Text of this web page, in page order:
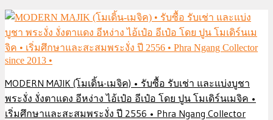
MODERN MAJIK (โมเดิ้น-เมจิค) • รับซื้อ รับเช่า และแบ่งบูชา
พระงั่ง งั่งตาแดง อีหง่าง ไอ้เป๋อ อีเป๋อ โดย ปูน โมเดิร์นเมจิค •
เริ่มศึกษาและสะสมพระงั่ง ปี 2556 • Phra Ngang Collector